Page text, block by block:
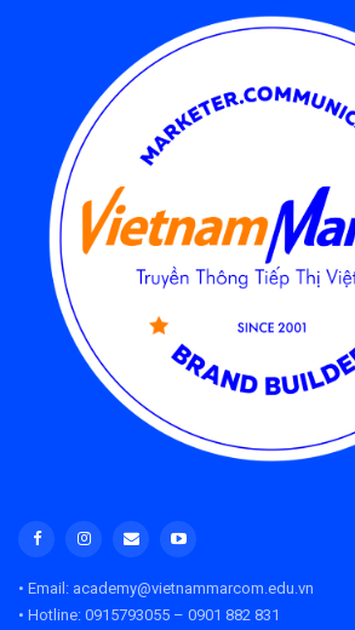
• Email: academy@vietnammarcom.edu.vn
• Hotline: 0915793055 – 0901 882 831